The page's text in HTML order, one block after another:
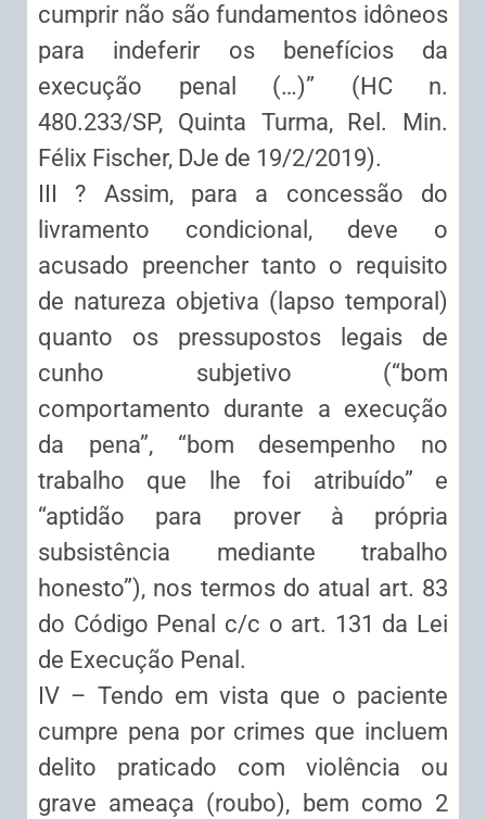
cumprir não são fundamentos idôneos
para indeferir os benefícios da
execução penal (…)” (HC n.
480.233/SP, Quinta Turma, Rel. Min.
Félix Fischer, DJe de 19/2/2019).
III ? Assim, para a concessão do
livramento condicional, deve o
acusado preencher tanto o requisito
de natureza objetiva (lapso temporal)
quanto os pressupostos legais de
cunho subjetivo (“bom
comportamento durante a execução
da pena”, “bom desempenho no
trabalho que lhe foi atribuído” e
“aptidão para prover à própria
subsistência mediante trabalho
honesto”), nos termos do atual art. 83
do Código Penal c/c o art. 131 da Lei
de Execução Penal.
IV – Tendo em vista que o paciente
cumpre pena por crimes que incluem
delito praticado com violência ou
grave ameaça (roubo), bem como 2